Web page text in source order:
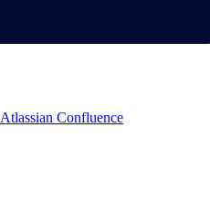
Atlassian Confluence